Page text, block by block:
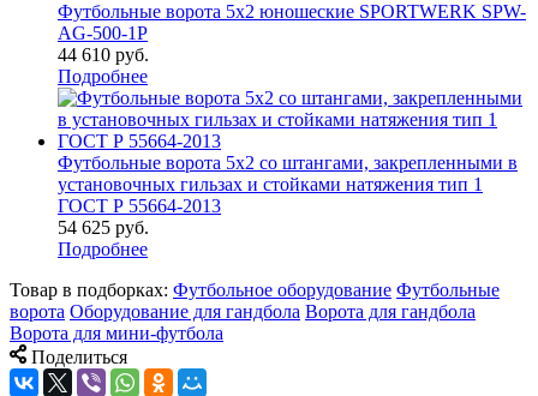
Футбольные ворота 5х2 юношеские SPORTWERK SPW-
AG-500-1P
44 610 руб.
Подробнее
Футбольные ворота 5х2 со штангами, закрепленными в
установочных гильзах и стойками натяжения тип 1
ГОСТ Р 55664-2013
54 625 руб.
Подробнее
Товар в подборках: Футбольное оборудование Футбольные
ворота Оборудование для гандбола Ворота для гандбола
Ворота для мини-футбола
Поделиться